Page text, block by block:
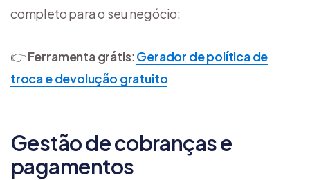
completo para o seu negócio:
👉Ferramenta grátis: Gerador de política de
troca e devolução gratuito
Gestão de cobranças e
pagamentos